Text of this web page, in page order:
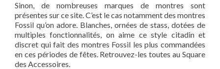
Sinon, de nombreuses marques de montres sont
présentes sur ce site. C’est le cas notamment des montres
Fossil qu’on adore. Blanches, ornées de stass, dotées de
multiples fonctionnalités, on aime ce style citadin et
discret qui fait des montres Fossil les plus commandées
en ces périodes de fêtes. Retrouvez-les toutes au Square
des Accessoires.